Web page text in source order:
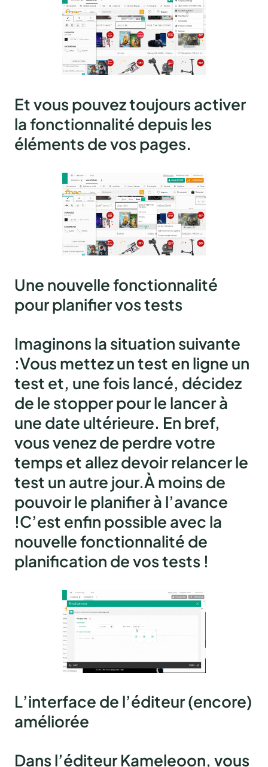
Et vous pouvez toujours activer
la fonctionnalité depuis les
éléments de vos pages.
Une nouvelle fonctionnalité
pour planifier vos tests
Imaginons la situation suivante
:Vous mettez un test en ligne un
test et, une fois lancé, décidez
de le stopper pour le lancer à
une date ultérieure. En bref,
vous venez de perdre votre
temps et allez devoir relancer le
test un autre jour.À moins de
pouvoir le planifier à l’avance
!C’est enfin possible avec la
nouvellefonctionnalité de
planification de vos tests !
L’interface de l’éditeur (encore)
améliorée
Dans l’éditeur Kameleoon, vous